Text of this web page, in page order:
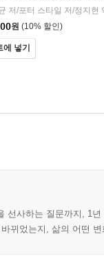
저/포터 스타일 저/정지현
원 (10% 할인)
에 넣기
선사하는 질문까지, 1
뀌었는지, 삶의 어떤